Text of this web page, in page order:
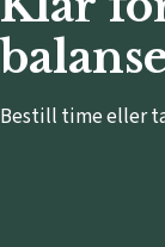
Bestill time eller